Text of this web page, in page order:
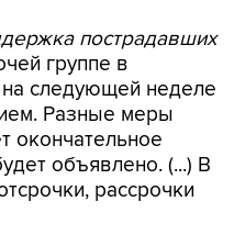
пострадавших
группе в
следующей неделе
Разные меры
окончательное
объявлено. (...) В
рассрочки